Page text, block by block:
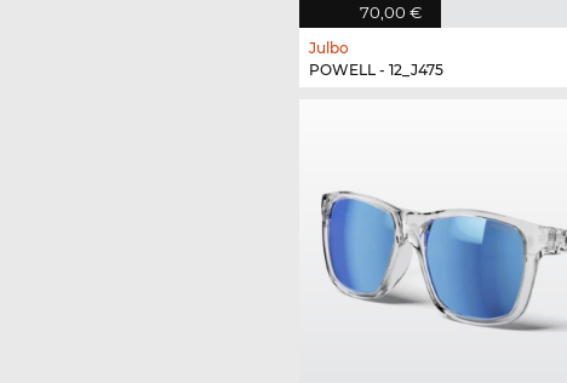
70,00 €
Julbo
POWELL - 12_J475